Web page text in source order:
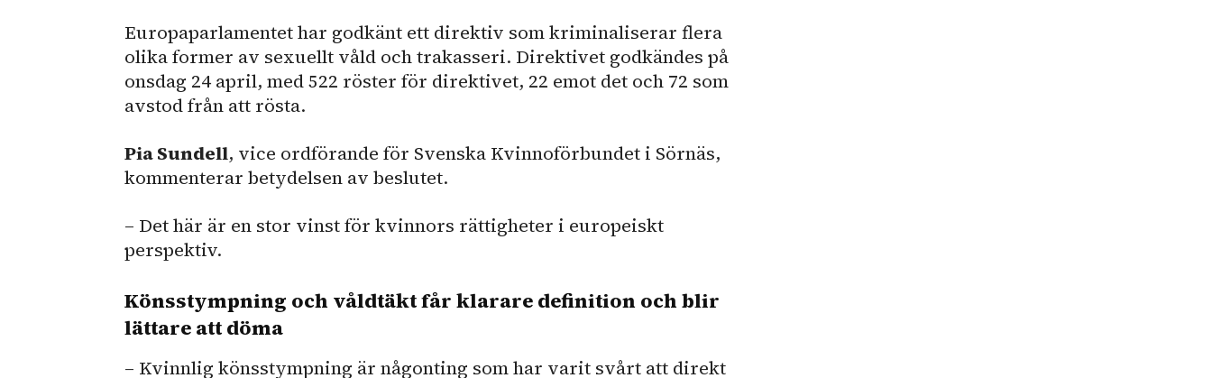
Europaparlamentet har godkänt ett direktiv som kriminaliserar flera
olika former av sexuellt våld och trakasseri. Direktivet godkändes på
onsdag 24 april, med 522 röster för direktivet, 22 emot det och 72 som
avstod från att rösta.
Pia Sundell, vice ordförande för Svenska Kvinnoförbundet i Sörnäs,
kommenterar betydelsen av beslutet.
– Det här är en stor vinst för kvinnors rättigheter i europeiskt
perspektiv.
Könsstympning och våldtäkt får klarare definition och blir
lättare att döma
– Kvinnlig könsstympning är någonting som har varit svårt att direkt